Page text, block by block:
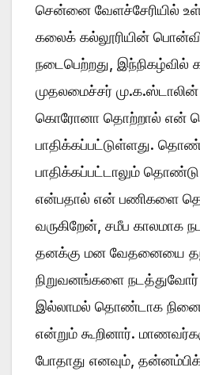
சென்னை வேளச்சேரியில்
கலைக் கல்லூரியின்
நடைபெற்றது,
முதலமைச்சர் மு.க.ஸ்டாலின்
கொரோனா தொற்றால் என்
பாதிக்கப்பட்டுள்ளது.
பாதிக்கப்பட்டாலும் தொண்டு
என்பதால் என் பணிகளை
வருகிறேன், சமீப காலமாக
தனக்கு மன வேதனையை
நிறுவனங்களை
இல்லாமல் தொண்டாக
என்றும் கூறினார்.
போதாது எனவும்,